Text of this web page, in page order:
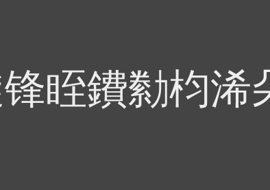
眰鐨勬枃浠